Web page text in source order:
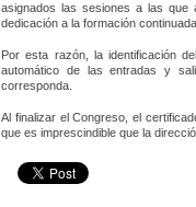
asignados las sesiones a las que
dedicación a la formación
Por esta razón, la identificación
automático de las entradas y
corresponda.
Al finalizar el Congreso, el
que es imprescindible que la